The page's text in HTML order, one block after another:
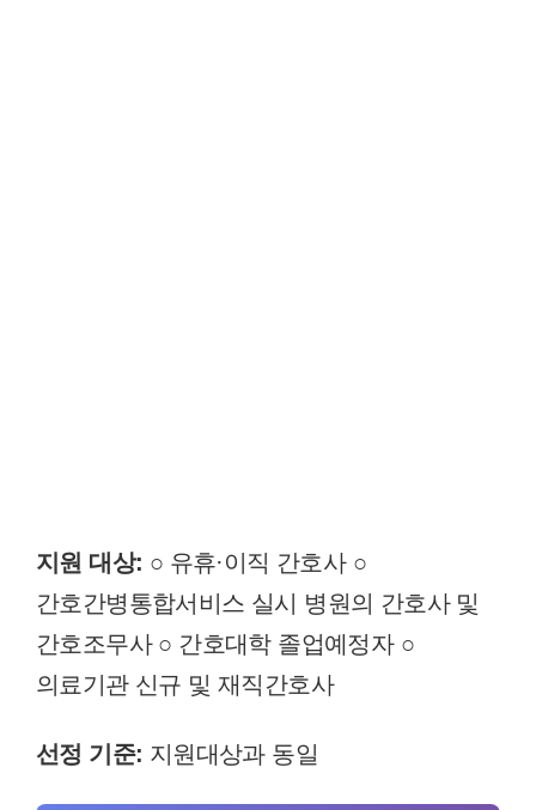
지원 대상: ○ 유휴·이직 간호사 ○
간호간병통합서비스 실시 병원의 간호사 및
간호조무사 ○ 간호대학 졸업예정자 ○
의료기관 신규 및 재직간호사
선정 기준: 지원대상과 동일